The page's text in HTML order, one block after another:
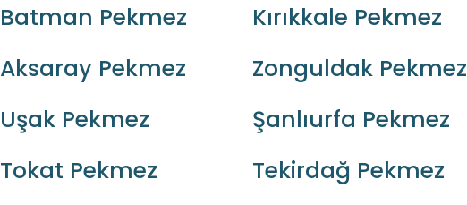
Batman Pekmez Kırıkkale Pekmez
Aksaray Pekmez Zonguldak Pekmez
Uşak Pekmez Şanlıurfa Pekmez
Tokat Pekmez Tekirdağ Pekmez